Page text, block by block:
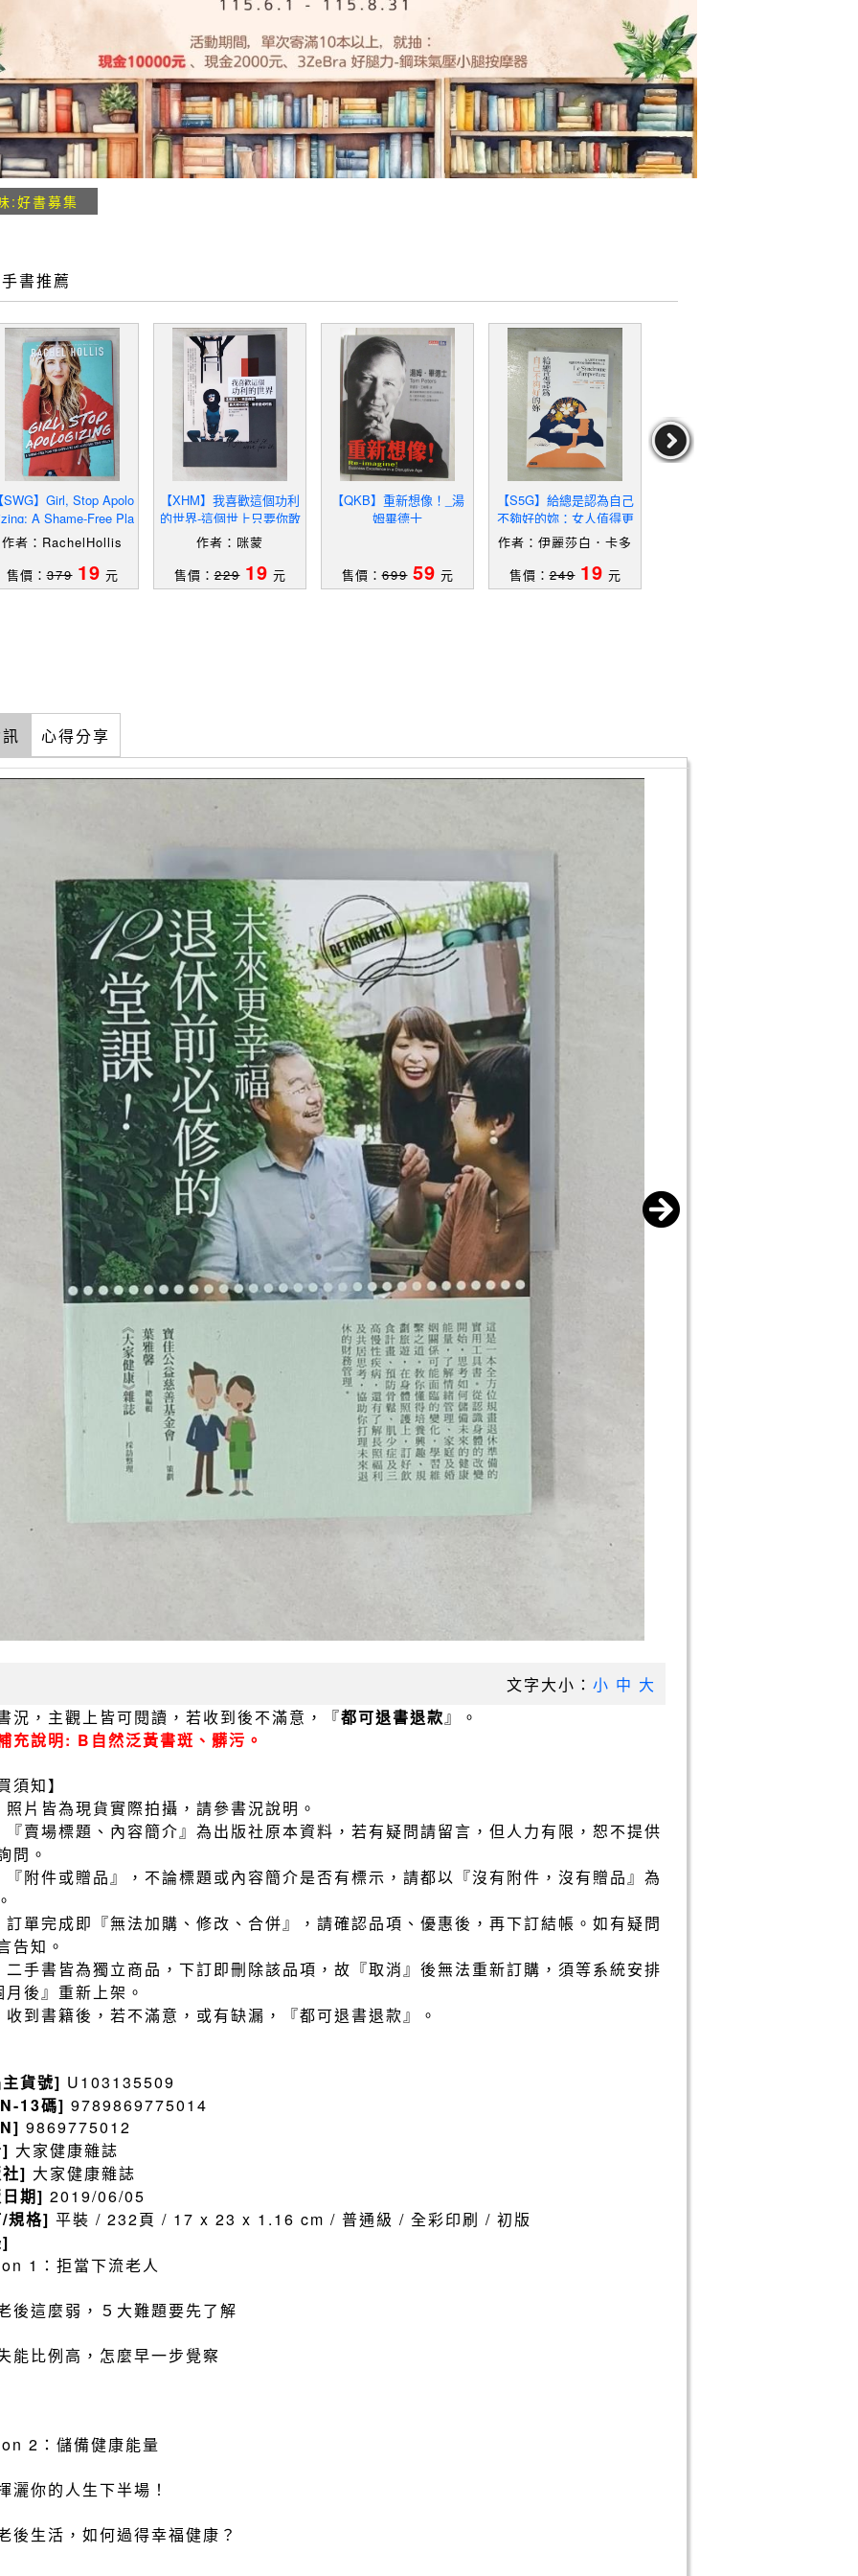
:好書募集
書推薦
SWG】Girl, Stop Apolo
A Shame-Free Pla
For Embracing And Ac
作者：RachelHollis
售價：379 19 元
【XHM】我喜歡這個功利
的世界-這個世上只要你敢
再大的不可能…_咪蒙
作者：咪蒙
售價：229 19 元
【QKB】重新想像！_湯
姆畢德士
售價：699 59 元
【S5G】給總是認為自己
不夠好的妳：女人值得更
多掌聲，別讓冒牌者症侯
群影響妳的人生_伊麗莎
白．卡多赫, 安娜．德蒙
塔爾洛, 黃琪雯,
作者：伊麗莎白．卡多
琪雯,王浩永
售價：249 19 元
心得分享
文字大小： 小 中 大
況，主觀上皆可閱讀，若收到後不滿意，『都可退書退款』。
充說明: B自然泛黃書斑、髒污。
須知】
照片皆為現貨實際拍攝，請參書況說明。
『賣場標題、內容簡介』為出版社原本資料，若有疑問請留言，但人力有限，恕不提供
問。
『附件或贈品』，不論標題或內容簡介是否有標示，請都以『沒有附件，沒有贈品』為
訂單完成即『無法加購、修改、合併』，請確認品項、優惠後，再下訂結帳。如有疑問
告知。
二手書皆為獨立商品，下訂即刪除該品項，故『取消』後無法重新訂購，須等系統安排
後』重新上架。
收到書籍後，若不滿意，或有缺漏，『都可退書退款』。
貨號] U103135509
13碼] 9789869775014
9869775012
大家健康雜誌
] 大家健康雜誌
期] 2019/06/05
規格] 平裝 / 232頁 / 17 x 23 x 1.16 cm / 普通級 / 全彩印刷 / 初版
1：拒當下流老人
後這麼弱，５大難題要先了解
能比例高，怎麼早一步覺察
2：儲備健康能量
灑你的人生下半場！
後生活，如何過得幸福健康？